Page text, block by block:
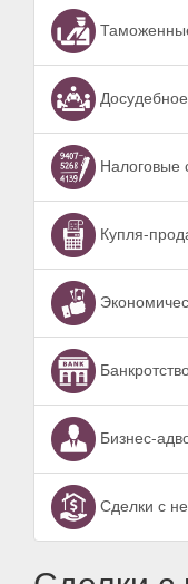
Налоговые
Купля-
Бизнес-
Сделки с